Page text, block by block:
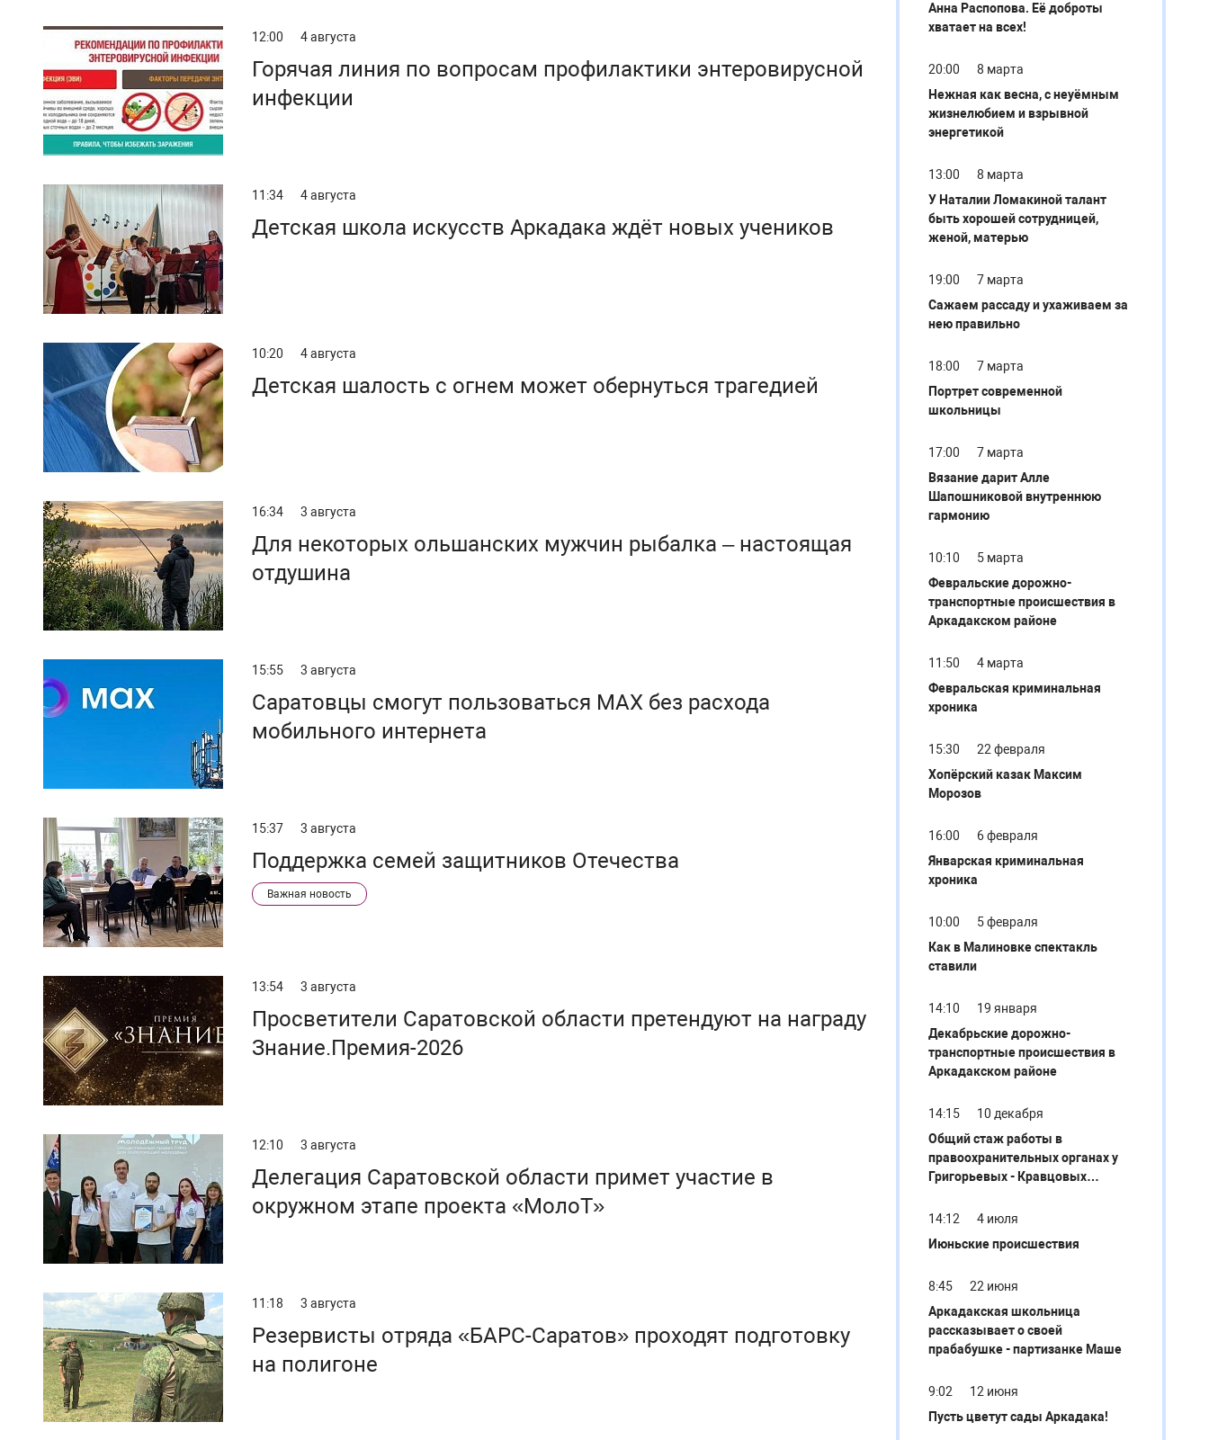
12:00 4 августа
Горячая линия по вопросам профилактики энтеровирусной
инфекции
11:34 4 августа
Детская школа искусств Аркадака ждёт новых учеников
10:20 4 августа
Детская шалость с огнем может обернуться трагедией
16:34 3 августа
Для некоторых ольшанских мужчин рыбалка – настоящая
отдушина
15:55 3 августа
Саратовцы смогут пользоваться МАХ без расхода
мобильного интернета
15:37 3 августа
Поддержка семей защитников Отечества
Важная новость
13:54 3 августа
Просветители Саратовской области претендуют на награду
Знание.Премия-2026
12:10 3 августа
Делегация Саратовской области примет участие в
окружном этапе проекта «МолоТ»
11:18 3 августа
Резервисты отряда «БАРС-Саратов» проходят подготовку
на полигоне
Анна Распопова. Её доброты
хватает на всех!
20:00
8 марта
Нежная как весна, с неуёмным
жизнелюбием и взрывной
энергетикой
13:00
8 марта
У Наталии Ломакиной талант
быть хорошей сотрудницей,
женой, матерью
19:00
7 марта
Сажаем рассаду и ухаживаем за
нею правильно
18:00
7 марта
Портрет современной
школьницы
17:00
7 марта
Вязание дарит Алле
Шапошниковой внутреннюю
гармонию
10:10
5 марта
Февральские дорожно-
транспортные происшествия в
Аркадакском районе
11:50
4 марта
Февральская криминальная
хроника
15:30
22 февраля
Хопёрский казак Максим
Морозов
16:00
6 февраля
Январская криминальная
хроника
10:00
5 февраля
Как в Малиновке спектакль
ставили
14:10
19 января
Декабрьские дорожно-
транспортные происшествия в
Аркадакском районе
14:15
10 декабря
Общий стаж работы в
правоохранительных органах у
Григорьевых - Кравцовых
14:12
4 июля
Июньские происшествия
8:45
22 июня
Аркадакская школьница
рассказывает о своей
прабабушке - партизанке Маше
9:02
12 июня
Пусть цветут сады Аркадака!